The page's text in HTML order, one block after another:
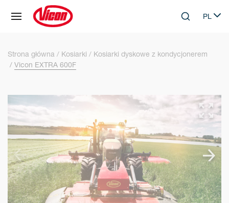
Skip to main contentSearchPL
Select
Strona główna Kosiarki
Kosiarki dyskowe z kondycjonerem
Vicon EXTRA 600F
Panel zarządzania plikami cookies